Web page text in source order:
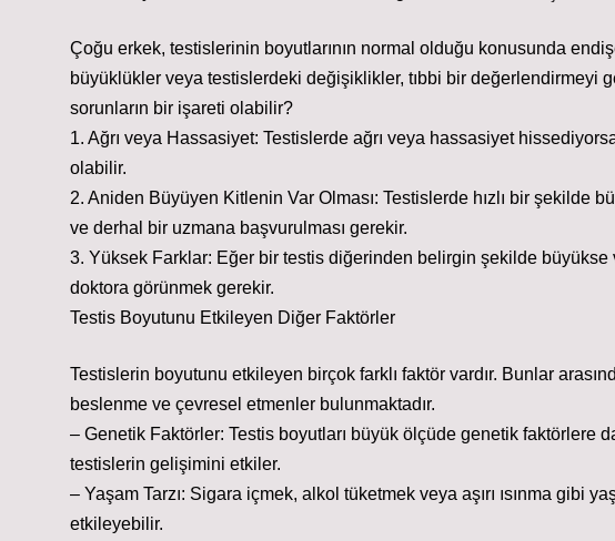
Çoğu erkek, testislerinin boyutlarının normal olduğu konusunda
büyüklükler veya testislerdeki değişiklikler, tıbbi bir değerlendirmeyi
sorunların bir işareti olabilir?
1. Ağrı veya Hassasiyet: Testislerde ağrı veya hassasiyet
olabilir.
2. Aniden Büyüyen Kitlenin Var Olması: Testislerde hızlı bir şekilde
ve derhal bir uzmana başvurulması gerekir.
3. Yüksek Farklar: Eğer bir testis diğerinden belirgin şekilde
doktora görünmek gerekir.
Testis Boyutunu Etkileyen Diğer Faktörler
Testislerin boyutunu etkileyen birçok farklı faktör vardır. Bunlar
beslenme ve çevresel etmenler bulunmaktadır.
– Genetik Faktörler: Testis boyutları büyük ölçüde genetik faktörlere
testislerin gelişimini etkiler.
– Yaşam Tarzı: Sigara içmek, alkol tüketmek veya aşırı ısınma gibi
etkileyebilir.